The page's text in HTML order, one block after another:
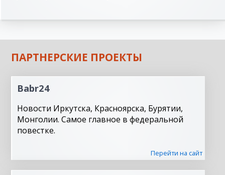
ПАРТНЕРСКИЕ ПРОЕКТЫ
Babr24
Новости Иркутска, Красноярска, Бурятии,
Монголии. Самое главное в федеральной
повестке.
Перейти на сайт